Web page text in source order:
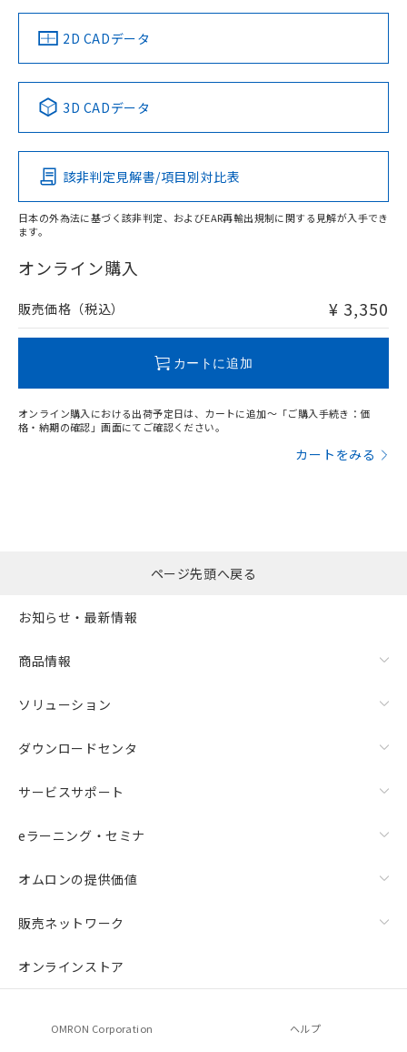
中国 RoHS 注意事項・凡例
Pb Hg Cd Cr(VI)
O
在庫等で未対応品が混在する可能性があります。
問い合わせください。
2D CADデータ
3D CADデータ
該非判定見解書/項目別対比表
日本の外為法に基づく該非判定、およびEAR再輸出規制に関する見解が入手でき
ます。
オンライン購入
販売価格（税込） ¥ 3,350
カートに追加
オンライン購入における出荷予定日は、カートに追加～「ご購入手続き：価
格・納期の確認」画面にてご確認ください。
カートをみる
ページ先頭へ戻る
お知らせ・最新情報
商品情報
ソリューション
ダウンロードセンタ
サービスサポート
eラーニング・セミナ
オムロンの提供価値
販売ネットワーク
オンラインストア
OMRON Corporation ヘルプ